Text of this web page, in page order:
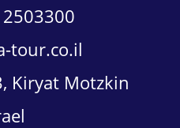
tour.co.il
Kiryat Motzkin